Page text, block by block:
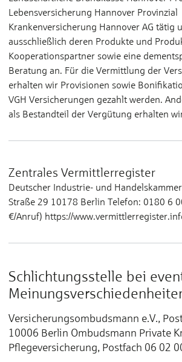
Lebensversicherung Hannover Provinzial
Krankenversicherung Hannover AG tätig
ausschließlich deren Produkte und
Kooperationspartner sowie eine
Beratung an. Für die Vermittlung der
erhalten wir Provisionen sowie
VGH Versicherungen gezahlt werden.
als Bestandteil der Vergütung erhalten
Zentrales Vermittlerregister
Deutscher Industrie- und
Straße 29 10178 Berlin Telefon: 0180 6
€/Anruf) https://
Schlichtungsstelle bei
Versicherungsombudsmann e.V.,
10006 Berlin Ombudsmann Private
Pflegeversicherung, Postfach 06 02